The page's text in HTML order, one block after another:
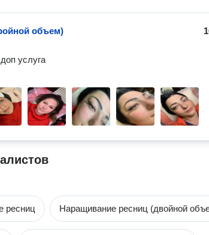
объем)
услуга
ресниц Наращивание ресниц (двойной